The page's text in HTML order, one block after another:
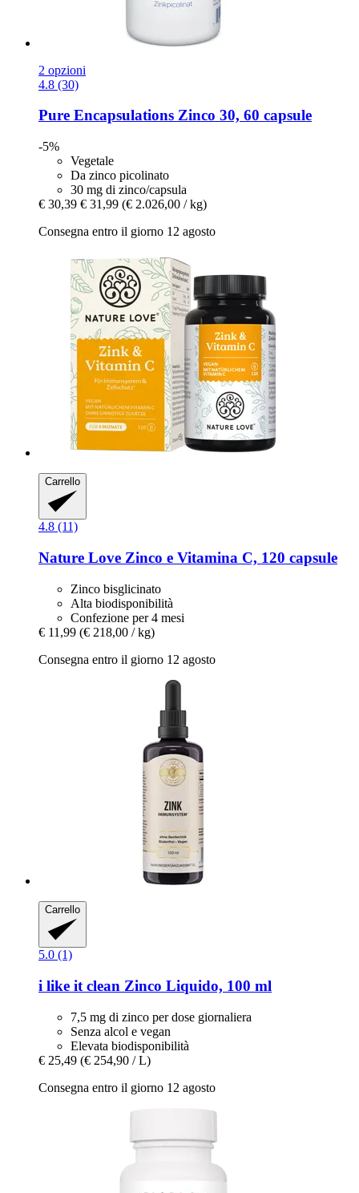
2 opzioni
4.8 (30)
Pure Encapsulations Zinco 30, 60 capsule
-5%
Vegetale
Da zinco picolinato
30 mg di zinco/capsula
€ 30,39 € 31,99 (€ 2.026,00 / kg)
Consegna entro il giorno 12 agosto
Carrello
4.8 (11)
Nature Love Zinco e Vitamina C, 120 capsule
Zinco bisglicinato
Alta biodisponibilità
Confezione per 4 mesi
€ 11,99 (€ 218,00 / kg)
Consegna entro il giorno 12 agosto
Carrello
5.0 (1)
i like it clean Zinco Liquido, 100 ml
7,5 mg di zinco per dose giornaliera
Senza alcol e vegan
Elevata biodisponibilità
€ 25,49 (€ 254,90 / L)
Consegna entro il giorno 12 agosto